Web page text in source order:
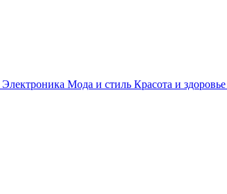
Электроника Мода и стиль Красота и здоровье